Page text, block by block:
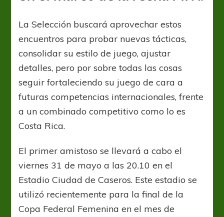
La Selección buscará aprovechar estos
encuentros para probar nuevas tácticas,
consolidar su estilo de juego, ajustar
detalles, pero por sobre todas las cosas
seguir fortaleciendo su juego de cara a
futuras competencias internacionales, frente
a un combinado competitivo como lo es
Costa Rica.
El primer amistoso se llevará a cabo el
viernes 31 de mayo a las 20.10 en el
Estadio Ciudad de Caseros. Este estadio se
utilizó recientemente para la final de la
Copa Federal Femenina en el mes de